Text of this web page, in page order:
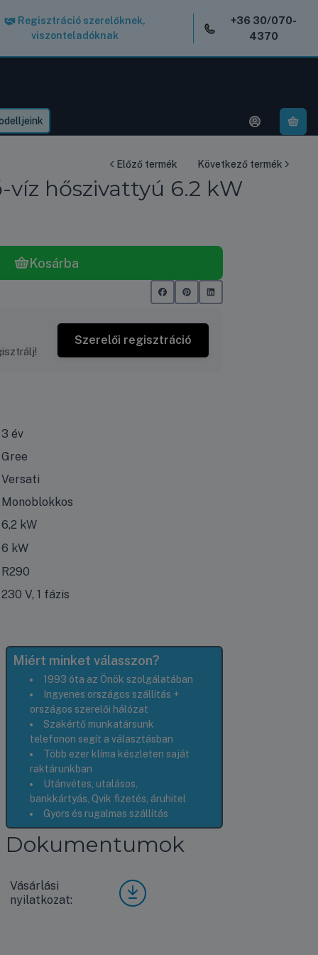
Regisztráció szerelőknek,
viszonteladóknak
+36 30/070-
4370
Előző termék Következő termék
víz hőszivattyú 6.2 kW
Kosárba
Szerelői regisztráció
3 év
Gree
Versati
Monoblokkos
6,2 kW időben mért fűtési teljesítmény.
6 kW
időben mért fűtési teljesítmény.
R290
230 V, 1 fázis
Miért minket válasszon?
1993 óta az Önök szolgálatában
Ingyenes országos szállítás +
országos szerelői hálózat
Szakértő munkatársunk
telefonon segít a választásban
Több ezer klíma készleten saját
raktárunkban
Utánvétes, utalásos,
bankkártyás, Qvik fizetés, áruhitel
Gyors és rugalmas szállítás
Dokumentumok
Vásárlási
nyilatkozat:
Vásá
rlási